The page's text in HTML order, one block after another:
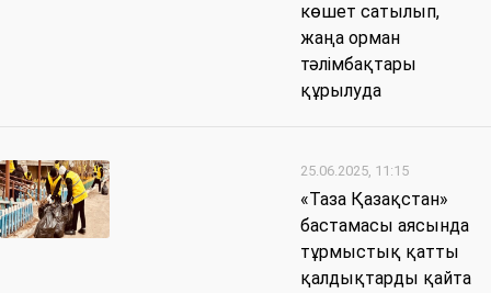
көшет сатылып,
жаңа орман
тәлімбақтары
құрылуда
25.06.2025, 11:15
«Таза Қазақстан»
бастамасы аясында
тұрмыстық қатты
қалдықтарды қайта